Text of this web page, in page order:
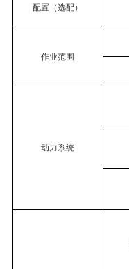
配置（选配）
作业范围
动力系统